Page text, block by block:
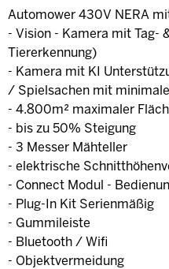
Automower 430V NERA
- Vision - Kamera mit Tag-
Tiererkennung)
- Kamera mit KI
/ Spielsachen mit
- 4.800m² maximaler
- bis zu 50% Steigung
- 3 Messer Mähteller
- elektrische
- Connect Modul -
- Plug-In Kit Serienmäßig
- Gummileiste
- Bluetooth / Wifi
- Objektvermeidung